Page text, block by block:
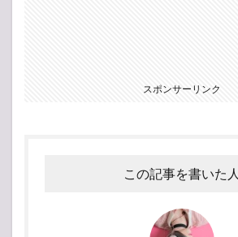
スポンサーリンク
この記事を書いた人